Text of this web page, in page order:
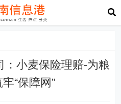
小麦保险理赔-为粮
“保障网”